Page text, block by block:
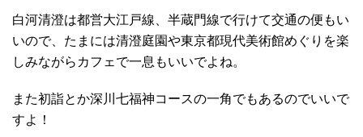
白河清澄は都営大江戸線、半蔵門線で行けて交通の便もい
いので、たまには清澄庭園や東京都現代美術館めぐりを楽
しみながらカフェで一息もいいでよね。
また初詣とか深川七福神コースの一角でもあるのでいいで
すよ！